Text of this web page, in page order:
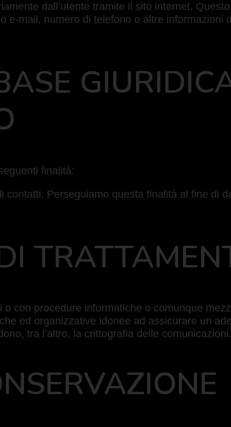
dall’utente tramite il sito internet.
e-mail, numero di telefono o altre informazioni
finalità:
Perseguiamo questa finalità al fine di
con procedure informatiche o comunque
ed organizzative idonee ad assicurare un
tra l’altro, la crittografia delle comunicazioni.